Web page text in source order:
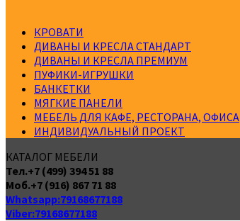
КРОВАТИ
ДИВАНЫ И КРЕСЛА СТАНДАРТ
ДИВАНЫ И КРЕСЛА ПРЕМИУМ
ПУФИКИ-ИГРУШКИ
БАНКЕТКИ
МЯГКИЕ ПАНЕЛИ
МЕБЕЛЬ ДЛЯ КАФЕ, РЕСТОРАНА, ОФИСА
ИНДИВИДУАЛЬНЫЙ ПРОЕКТ
КАТАЛОГ МЕБЕЛИ
Тел.+7 (499) 394 51 88
Моб.+7 (916) 867 71 88
Whatsapp:79168677188
Viber:79168677188